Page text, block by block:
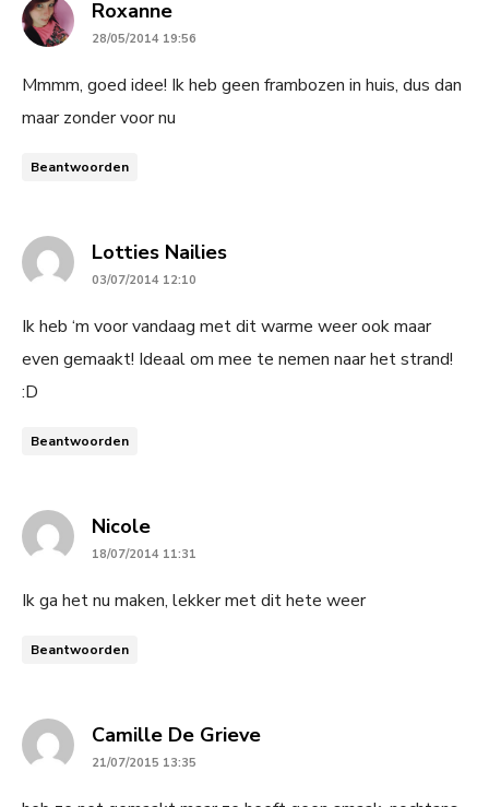
Roxannesays:
28/05/2014 19:56
Mmmm, goed idee! Ik heb geen frambozen in huis, dus dan
maar zonder voor nu
Beantwoorden
Lotties Nailiessays:
03/07/2014 12:10
Ik heb ‘m voor vandaag met dit warme weer ook maar
even gemaakt! Ideaal om mee te nemen naar het strand!
:D
Beantwoorden
Nicolesays:
18/07/2014 11:31
Ik ga het nu maken, lekker met dit hete weer
Beantwoorden
Camille De Grievesays:
21/07/2015 13:35